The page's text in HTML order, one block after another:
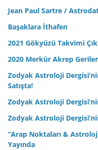
Jean Paul Sartre /
Başaklara İthafen
2021 Gökyüzü Takvimi
2020 Merkür Akrep
Zodyak Astroloji
Satışta!
Zodyak Astroloji
Zodyak Astroloji
“Arap Noktaları &
Yayında